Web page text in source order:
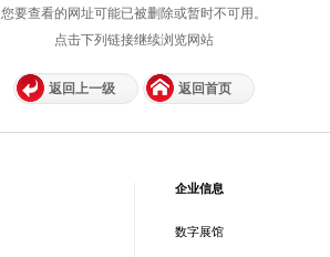
您要查看的网址可能已被删除或暂时不可用。
点击下列链接继续浏览网站
返回上一级 返回首页
企业信息
数字展馆